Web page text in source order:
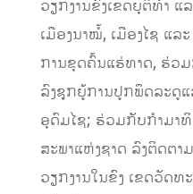
ວຽກງານຂົງເຂດຍຸຕິທໍາ
ເມືອງນາໝໍ້, ເມືອງໄຊ ແ
ການຂຸດຄົ້ນແຮ່ທາດ, ຮ່ວ
ລົງຊຸກຍູ້ການປູກພຶດລະດູແ
ອຸດົມໄຊ; ຮ່ວມກັບກໍາມາ
ສະພາແຫ່ງຊາດ ລົງຕິດຕ
ວຽກງານໃນຂົງ ເຂດວັດທ